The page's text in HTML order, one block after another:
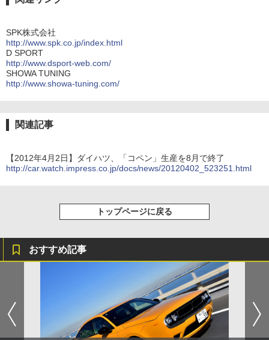
SPK株式会社
http://www.spk.co.jp/index.html
D SPORT
http://www.dsport-web.com/
SHOWA TUNING
http://www.showa-tuning.com/
関連記事
【2012年4月2日】ダイハツ、「コペン」生産を8月で終了
http://car.watch.impress.co.jp/docs/news/20120402_523251.html
トップページに戻る
おすすめ記事